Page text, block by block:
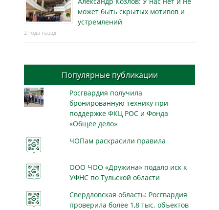
может быть скрытых мотивов и
устремлений
2 года назад
Популярные публикации
Росгвардия получила
бронированную технику при
поддержке ФКЦ РОС и Фонда
«Общее дело»
ЧОПам раскрасили правила
ООО ЧОО «Дружина» подало иск к
УФНС по Тульской области
Свердловская область: Росгвардия
проверила более 1,8 тыс. объектов